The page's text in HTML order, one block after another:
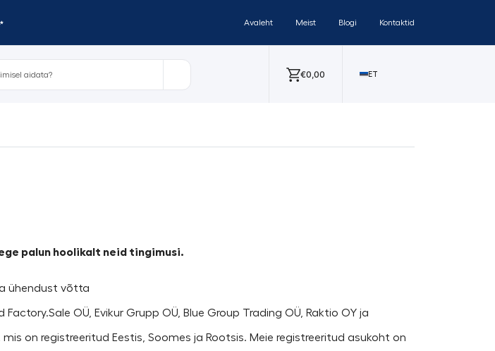
Avaleht Meist Blogi Kontaktid
€0,00 ET
palun hoolikalt neid tingimusi.
ühendust võtta
OÜ, Evikur Grupp OÜ, Blue Group Trading OÜ, Raktio OY ja
mis on registreeritud Eestis, Soomes ja Rootsis. Meie registreeritud asukoht on